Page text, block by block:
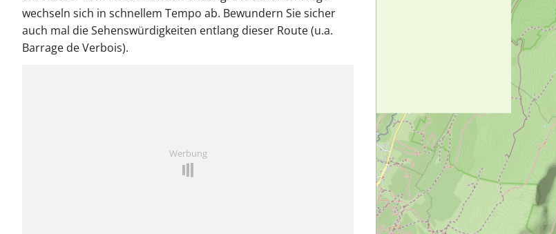
wechseln sich in schnellem Tempo ab. Bewundern Sie sicher
auch mal die Sehenswürdigkeiten entlang dieser Route (u.a.
Barrage de Verbois).
Werbung